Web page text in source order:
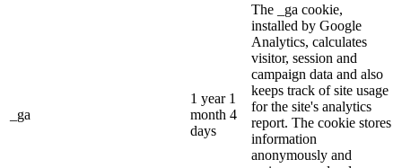
_ga
1 year 1
month 4
days
The _ga cookie,
installed by Google
Analytics, calculates
visitor, session and
campaign data and also
keeps track of site usage
for the site's analytics
report. The cookie stores
information
anonymously and